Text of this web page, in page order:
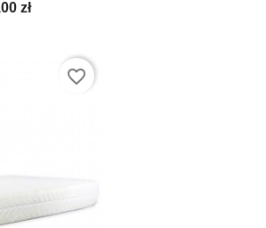
zł
favorite_border